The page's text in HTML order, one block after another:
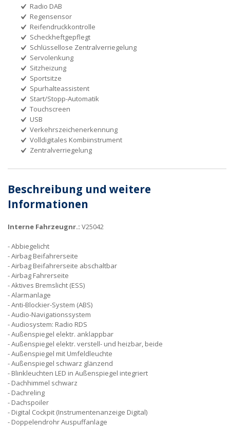
Radio DAB
Regensensor
Reifendruckkontrolle
Scheckheftgepflegt
Schlüssellose Zentralverriegelung
Servolenkung
Sitzheizung
Sportsitze
Spurhalteassistent
Start/Stopp-Automatik
Touchscreen
USB
Verkehrszeichenerkennung
Volldigitales Kombiinstrument
Zentralverriegelung
Beschreibung und weitere
Informationen
Interne Fahrzeugnr.: V25042
Abbiegelicht
Airbag Beifahrerseite
Airbag Beifahrerseite abschaltbar
Airbag Fahrerseite
Aktives Bremslicht (ESS)
Alarmanlage
Anti-Blockier-System (ABS)
Audio-Navigationssystem
Audiosystem: Radio RDS
Außenspiegel elektr. anklappbar
Außenspiegel elektr. verstell- und heizbar, beide
Außenspiegel mit Umfeldleuchte
Außenspiegel schwarz glänzend
Blinkleuchten LED in Außenspiegel integriert
Dachhimmel schwarz
Dachreling
Dachspoiler
Digital Cockpit (Instrumentenanzeige Digital)
Doppelendrohr Auspuffanlage